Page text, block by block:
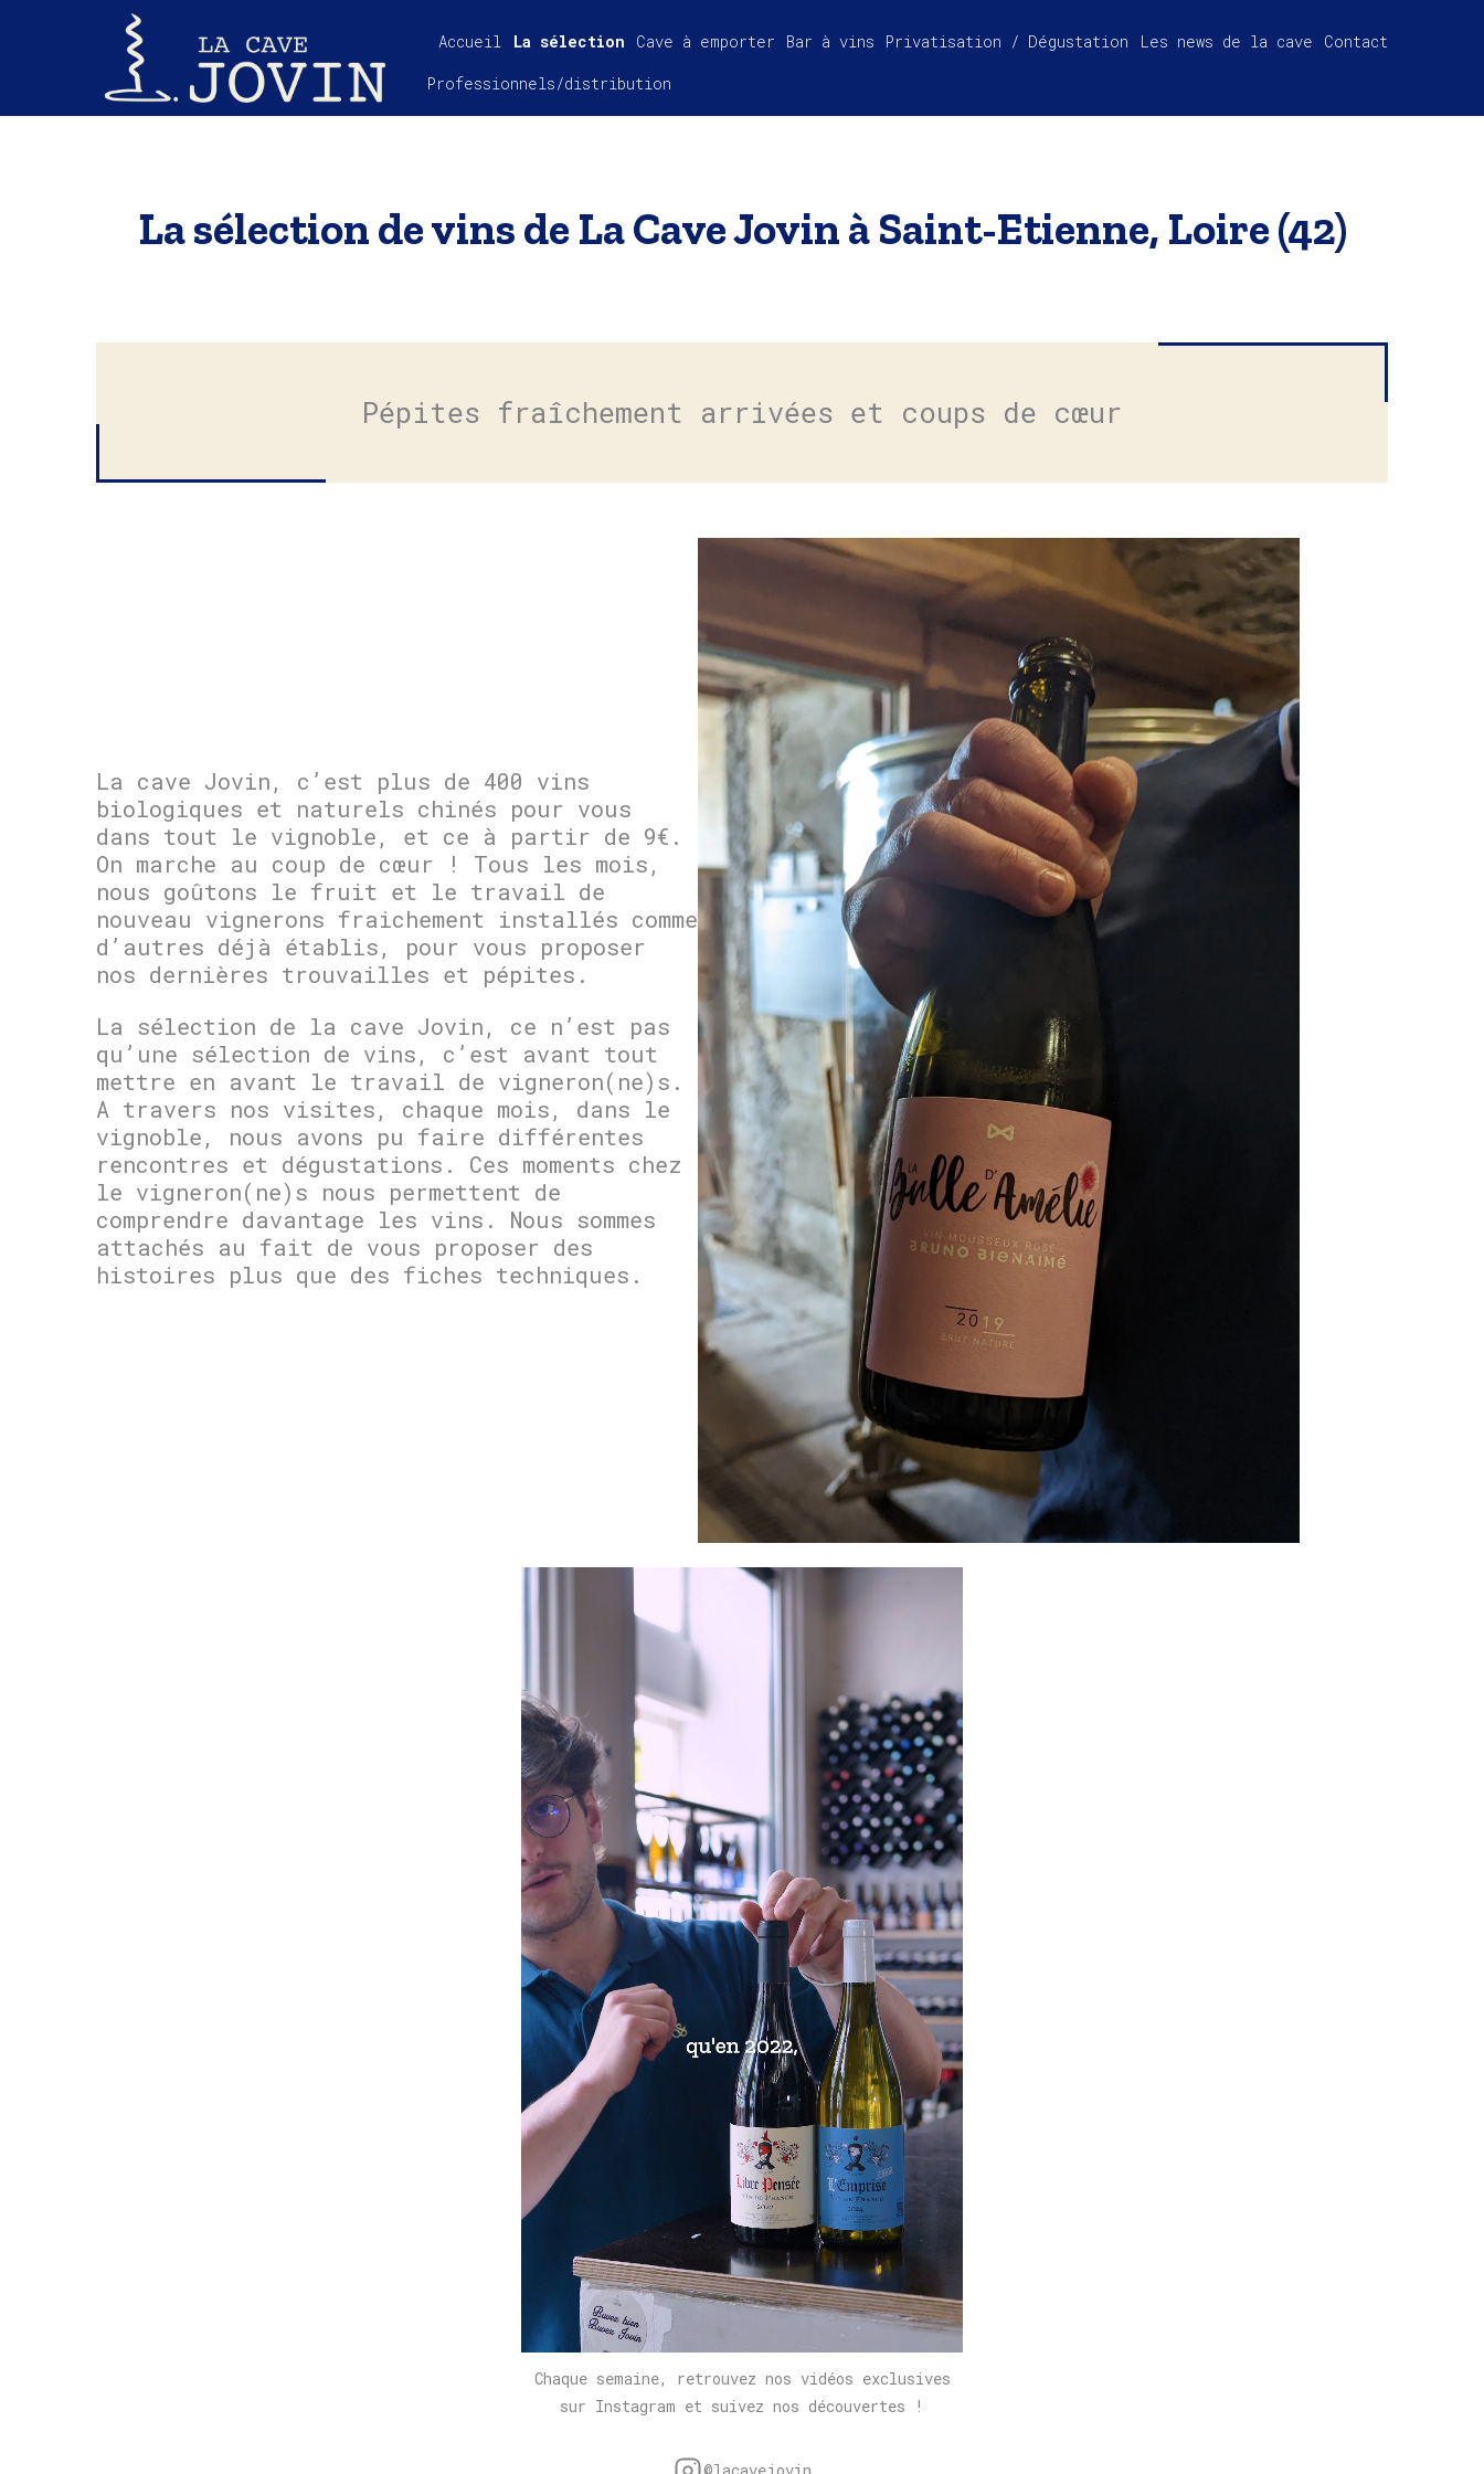
Accueil La sélection Cave à emporter Bar à vins Privatisation / Dégustation Les news de la cave
Contact
Professionnels/distribution
La sélection de vins de La Cave Jovin à Saint-Etienne, Loire (42)
Pépites fraîchement arrivées et coups de cœur
La cave Jovin, c’est plus de 400 vins
biologiques et naturels chinés pour vous
dans tout le vignoble, et ce à partir de 9€.
On marche au coup de cœur ! Tous les mois,
nous goûtons le fruit et le travail de
nouveau vignerons fraichement installés comme
d’autres déjà établis, pour vous proposer
nos dernières trouvailles et pépites.
La sélection de la cave Jovin, ce n’est pas
qu’une sélection de vins, c’est avant tout
mettre en avant le travail de vigneron(ne)s.
A travers nos visites, chaque mois, dans le
vignoble, nous avons pu faire différentes
rencontres et dégustations. Ces moments chez
le vigneron(ne)s nous permettent de
comprendre davantage les vins. Nous sommes
attachés au fait de vous proposer des
histoires plus que des fiches techniques.
Chaque semaine, retrouvez nos vidéos exclusives
sur Instagram et suivez nos découvertes !